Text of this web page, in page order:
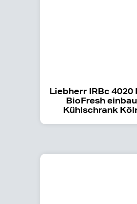
Liebherr IRBc 4020
BioFresh einbau
Kühlschrank